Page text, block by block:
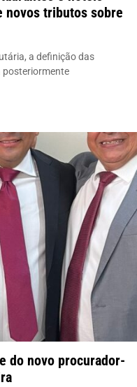
novos tributos sobre
a definição das
posteriormente
do novo procurador-